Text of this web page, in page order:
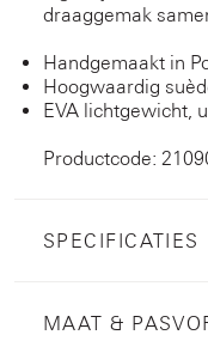
draaggemak
Handgemaakt in
Hoogwaardig
EVA lichtgewicht,
Productcode:
SPECIFICATIES
MAAT &